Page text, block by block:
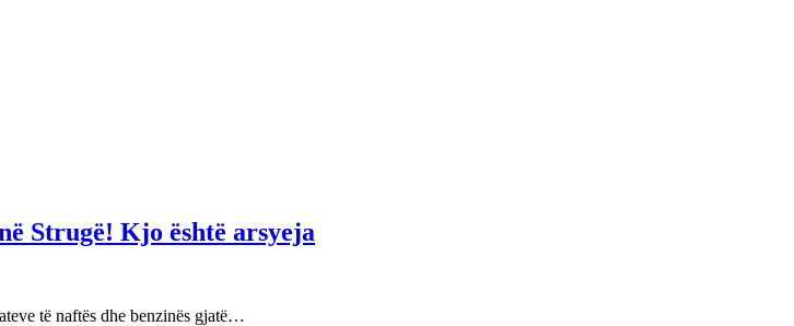
Strugë! Kjo është arsyeja
të naftës dhe benzinës gjatë…